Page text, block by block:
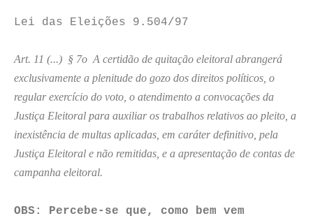
Lei das Eleições 9.504/97
Art. 11 (...) § 7o A certidão de quitação eleitoral abrangerá
exclusivamente a plenitude do gozo dos direitos políticos, o
regular exercício do voto, o atendimento a convocações da
Justiça Eleitoral para auxiliar os trabalhos relativos ao pleito, a
inexistência de multas aplicadas, em caráter definitivo, pela
Justiça Eleitoral e não remitidas, e a apresentação de contas de
campanha eleitoral.
OBS: Percebe-se que, como bem vem